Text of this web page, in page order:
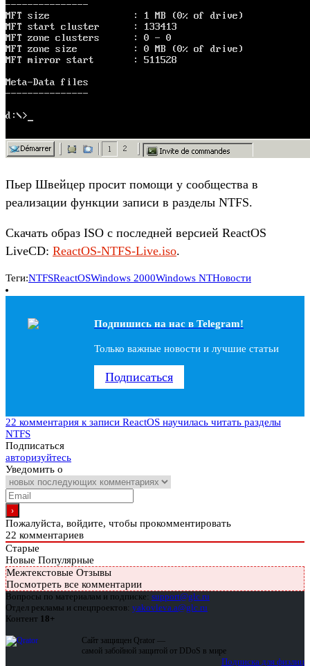
Пьер Швейцер просит помощи у сообщества в
реализации функции записи в разделы NTFS.
Скачать образ ISO с последней версией ReactOS
LiveCD: ReactOS-NTFS-Live.iso.
Теги:NTFSReactOSWindows 2000Windows NTНовости
Подпишись на наc в Telegram!
Только важные новости и лучшие статьи
Подписаться
22 комментария к записи ReactOS научилась читать разделы
NTFS
Подписаться
авторизуйтесь
Уведомить о
Пожалуйста, войдите, чтобы прокомментировать
22 комментариев
Старые
Новые Популярные
Межтекстовые Отзывы
Посмотреть все комментарии
Вопросы по материалам и подписке: support@glc.ru
Отдел рекламы и спецпроектов: yakovleva.a@glc.ru
Контент 18+
Сайт защищен Qrator —
самой забойной защитой от DDoS в мире
Подписка для физлиц